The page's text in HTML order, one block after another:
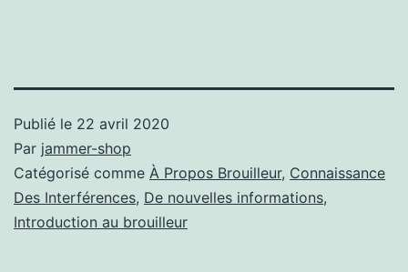
Publié le 22 avril 2020
Par jammer-shop
Catégorisé comme À Propos Brouilleur, Connaissance
Des Interférences, De nouvelles informations,
Introduction au brouilleur